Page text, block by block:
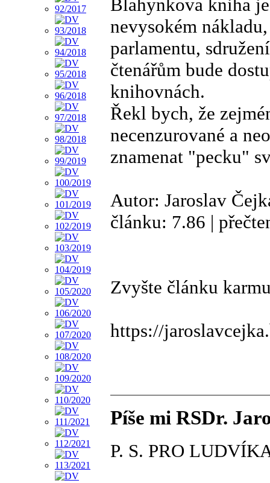
Blahynkova kniha
nevysokém
parlamentu,
čtenářům bude
knihovnách.
Řekl bych, že
necenzurované a
znamenat "pecku"
Autor: Jaroslav
článku: 7.86 |
Zvyšte článku
https://
Píše mi RSDr.
P. S. PRO